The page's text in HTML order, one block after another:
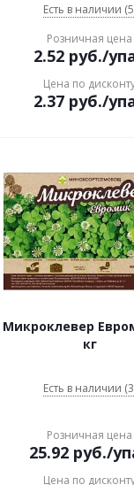
Есть в наличии
Розничная цена
2.52руб./
Цена по
2.37руб./
Микроклевер
кг
Есть в наличии
Розничная цена
25.92руб./
Цена по